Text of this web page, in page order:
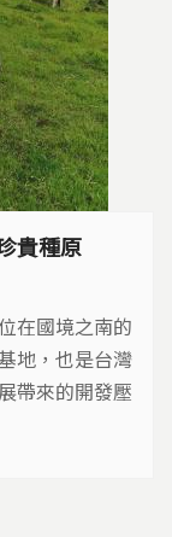
貴種原
在國境之南的
地，也是台灣
帶來的開發壓
生態農業的